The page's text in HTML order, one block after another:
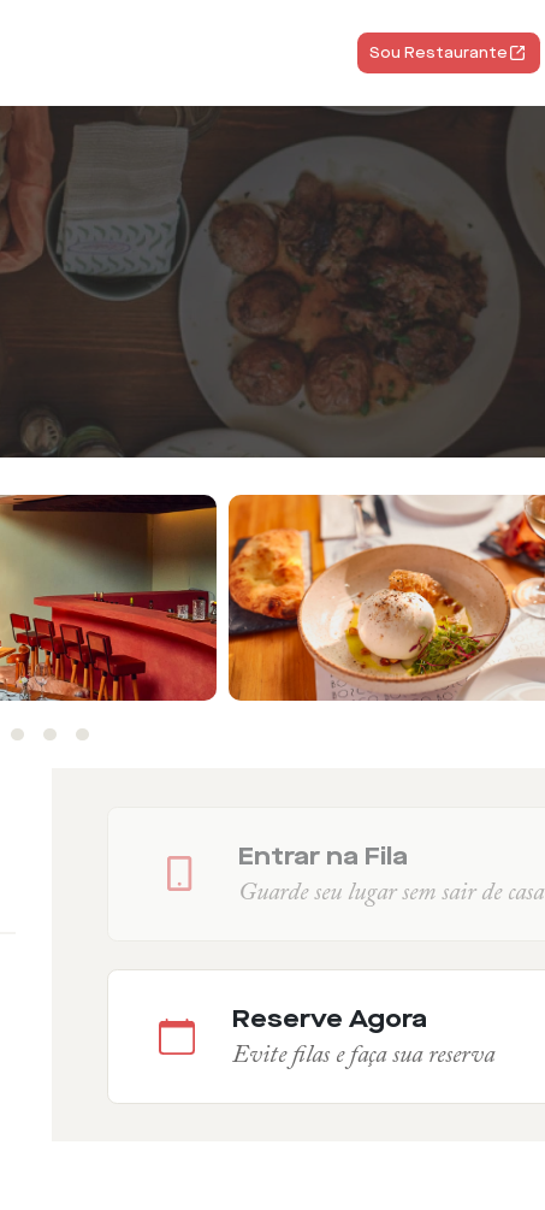
Sou Restaurante
Entrar na Fila
Guarde seu lugar sem sair de casa
Reserve Agora
Evite filas e faça sua reserva